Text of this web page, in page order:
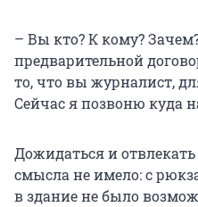
– Вы кто? К кому?
предварительной
то, что вы журналист,
Сейчас я позвоню куда
Дожидаться и
смысла не имело: с
в здание не было